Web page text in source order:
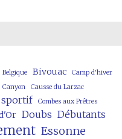
Belgique Bivouac Camp d'hiver
Canyon Causse du Larzac
sportif
Combes aux Prêtres
Doubs Débutants
Essonne